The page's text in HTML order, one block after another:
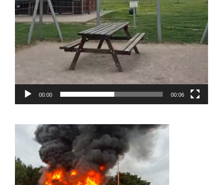
00:00 00:06